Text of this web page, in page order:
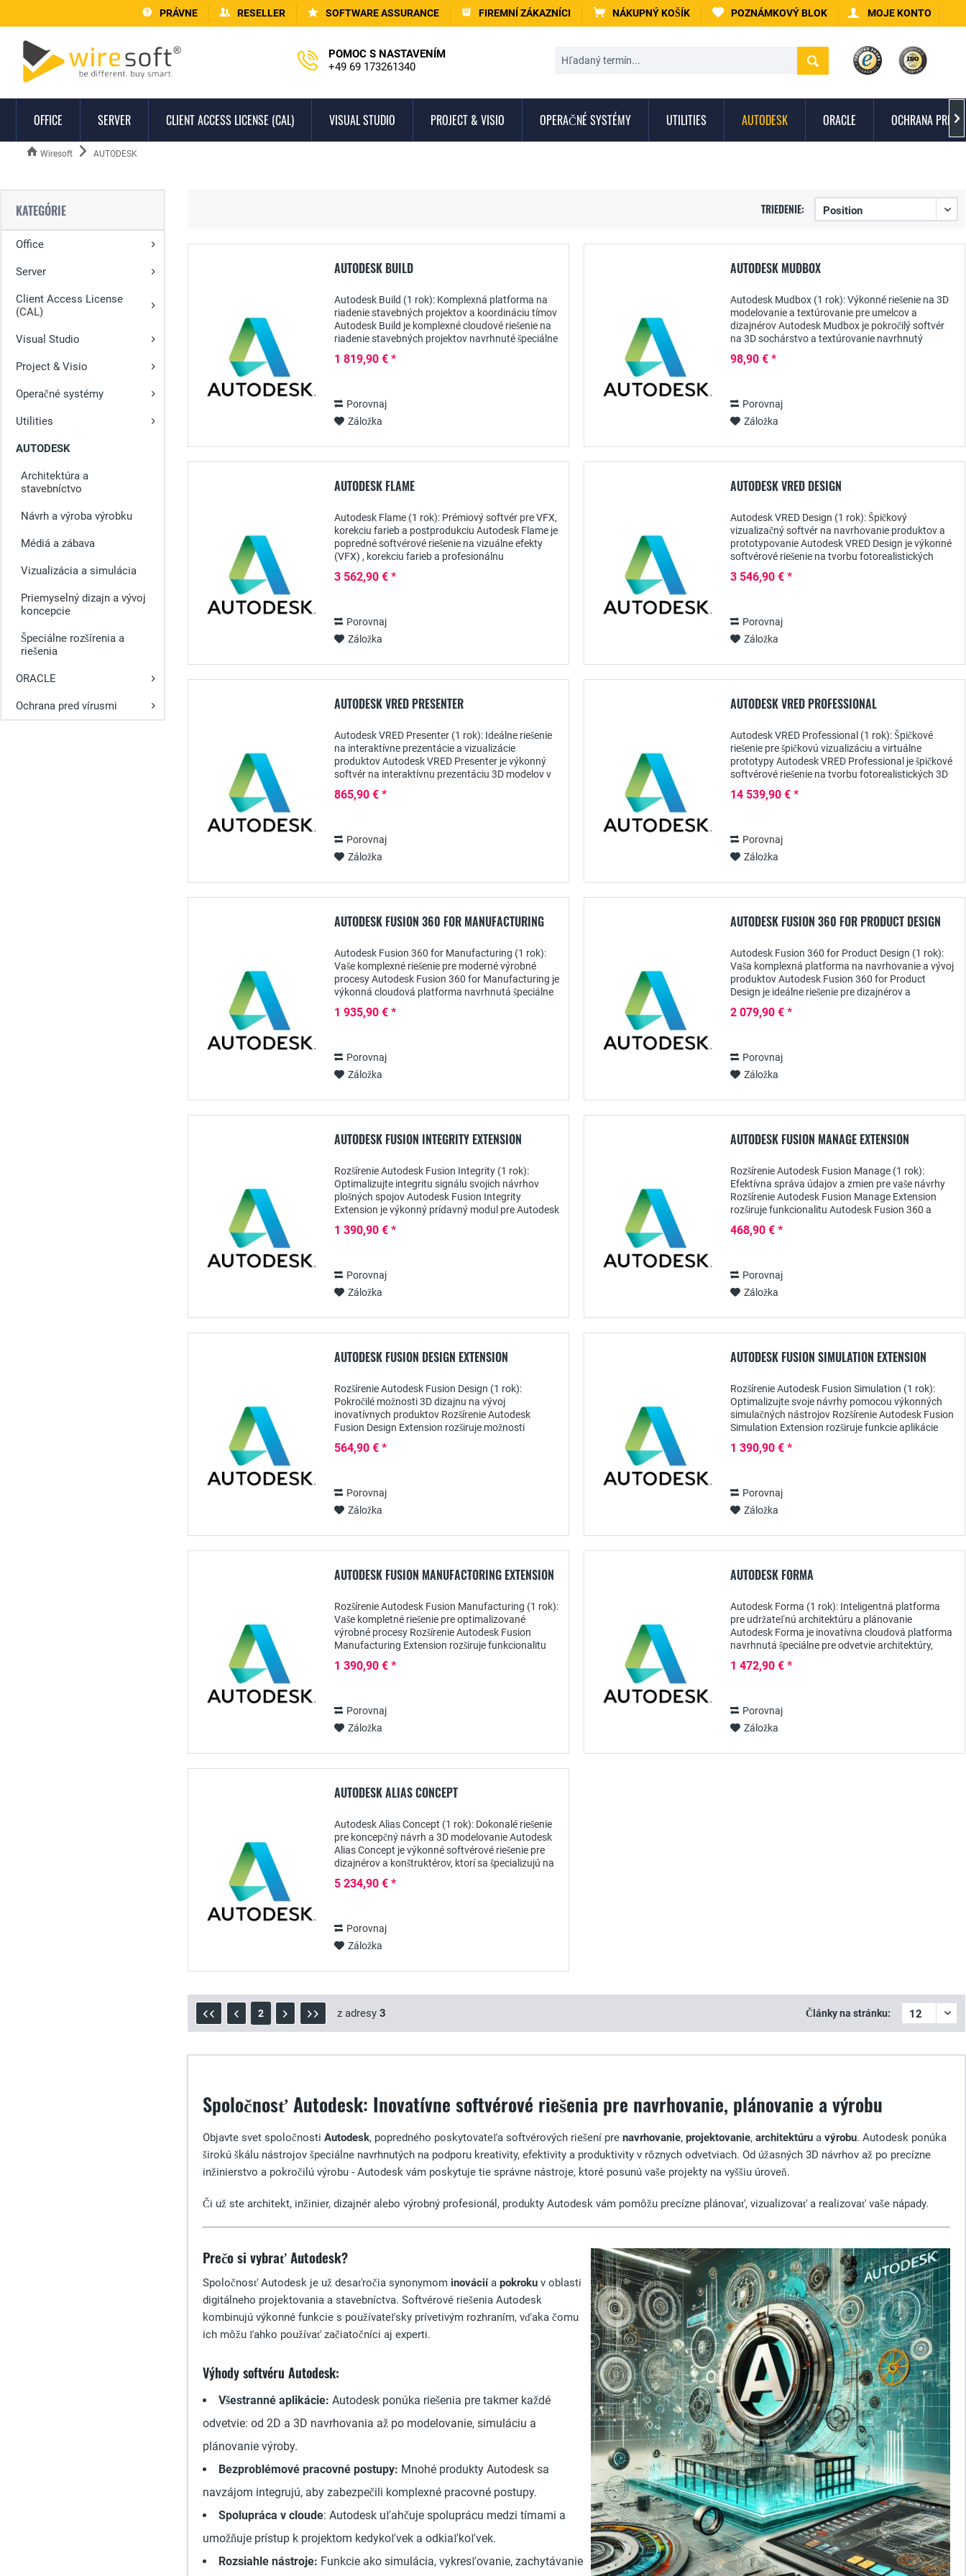
PRÁVNE RESELLER SOFTWARE ASSURANCE FIREMNÍ ZÁKAZNÍCI NÁKUPNÝ KOŠÍK POZNÁMKOVÝ BLOK MOJE KONTO
POMOC S NASTAVENÍM
+49 69 173261340
OFFICE SERVER CLIENT ACCESS LICENSE (CAL) VISUAL STUDIO PROJECT & VISIO OPERAČNÉ SYSTÉMY UTILITIES AUTODESK ORACLE OCHRANA PRED

Wiresoft AUTODESK
KATEGÓRIE
Office
Server
Client Access License
(CAL)
Visual Studio
Project & Visio
Operačné systémy
Utilities
AUTODESK
Architektúra a
stavebníctvo
Návrh a výroba výrobku
Médiá a zábava
Vizualizácia a simulácia
Priemyselný dizajn a vývoj
koncepcie
Špeciálne rozšírenia a
riešenia
ORACLE
Ochrana pred vírusmi
TRIEDENIE:
AUTODESK BUILD
Autodesk Build (1 rok): Komplexná platforma na
riadenie stavebných projektov a koordináciu tímov
Autodesk Build je komplexné cloudové riešenie na
riadenie stavebných projektov navrhnuté špeciálne
1 819,90 € *
Porovnaj
Záložka
AUTODESK MUDBOX
Autodesk Mudbox (1 rok): Výkonné riešenie na 3D
modelovanie a textúrovanie pre umelcov a
dizajnérov Autodesk Mudbox je pokročilý softvér
na 3D sochárstvo a textúrovanie navrhnutý
vytvárať...
98,90 € *
Porovnaj
Záložka
AUTODESK FLAME
Autodesk Flame (1 rok): Prémiový softvér pre VFX,
korekciu farieb a postprodukciu Autodesk Flame je
popredné softvérové riešenie na vizuálne efekty
(VFX) , korekciu farieb a profesionálnu
3 562,90 € *
Porovnaj
Záložka
AUTODESK VRED DESIGN
Autodesk VRED Design (1 rok): Špičkový
vizualizačný softvér na navrhovanie produktov a
prototypovanie Autodesk VRED Design je výkonné
softvérové riešenie na tvorbu fotorealistických
3 546,90 € *
Porovnaj
Záložka
AUTODESK VRED PRESENTER
Autodesk VRED Presenter (1 rok): Ideálne riešenie
na interaktívne prezentácie a vizualizácie
produktov Autodesk VRED Presenter je výkonný
softvér na interaktívnu prezentáciu 3D modelov v
865,90 € *
Porovnaj
Záložka
AUTODESK VRED PROFESSIONAL
Autodesk VRED Professional (1 rok): Špičkové
riešenie pre špičkovú vizualizáciu a virtuálne
prototypy Autodesk VRED Professional je špičkové
softvérové riešenie na tvorbu fotorealistických 3D
14 539,90 € *
Porovnaj
Záložka
AUTODESK FUSION 360 FOR MANUFACTURING
Autodesk Fusion 360 for Manufacturing (1 rok):
Vaše komplexné riešenie pre moderné výrobné
procesy Autodesk Fusion 360 for Manufacturing je
výkonná cloudová platforma navrhnutá špeciálne
1 935,90 € *
Porovnaj
Záložka
AUTODESK FUSION 360 FOR PRODUCT DESIGN
Autodesk Fusion 360 for Product Design (1 rok):
Vaša komplexná platforma na navrhovanie a vývoj
produktov Autodesk Fusion 360 for Product
Design je ideálne riešenie pre dizajnérov a
vyvíjať...
2 079,90 € *
Porovnaj
Záložka
AUTODESK FUSION INTEGRITY EXTENSION
Rozšírenie Autodesk Fusion Integrity (1 rok):
Optimalizujte integritu signálu svojich návrhov
plošných spojov Autodesk Fusion Integrity
Extension je výkonný prídavný modul pre Autodesk
Toto...
1 390,90 € *
Porovnaj
Záložka
AUTODESK FUSION MANAGE EXTENSION
Rozšírenie Autodesk Fusion Manage (1 rok):
Efektívna správa údajov a zmien pre vaše návrhy
Rozšírenie Autodesk Fusion Manage Extension
rozširuje funkcionalitu Autodesk Fusion 360 a
zmien . S...
468,90 € *
Porovnaj
Záložka
AUTODESK FUSION DESIGN EXTENSION
Rozšírenie Autodesk Fusion Design (1 rok):
Pokročilé možnosti 3D dizajnu na vývoj
inovatívnych produktov Rozšírenie Autodesk
Fusion Design Extension rozširuje možnosti
parametrické navrhovanie...
564,90 € *
Porovnaj
Záložka
AUTODESK FUSION SIMULATION EXTENSION
Rozšírenie Autodesk Fusion Simulation (1 rok):
Optimalizujte svoje návrhy pomocou výkonných
simulačných nástrojov Rozšírenie Autodesk Fusion
Simulation Extension rozširuje funkcie aplikácie
1 390,90 € *
Porovnaj
Záložka
AUTODESK FUSION MANUFACTORING EXTENSION
Rozšírenie Autodesk Fusion Manufacturing (1 rok):
Vaše kompletné riešenie pre optimalizované
výrobné procesy Rozšírenie Autodesk Fusion
Manufacturing Extension rozširuje funkcionalitu
pre...
1 390,90 € *
Porovnaj
Záložka
AUTODESK FORMA
Autodesk Forma (1 rok): Inteligentná platforma
pre udržateľnú architektúru a plánovanie
Autodesk Forma je inovatívna cloudová platforma
navrhnutá špeciálne pre odvetvie architektúry,
1 472,90 € *
Porovnaj
Záložka
AUTODESK ALIAS CONCEPT
Autodesk Alias Concept (1 rok): Dokonalé riešenie
pre koncepčný návrh a 3D modelovanie Autodesk
Alias Concept je výkonné softvérové riešenie pre
dizajnérov a konštruktérov, ktorí sa špecializujú na
5 234,90 € *
Porovnaj
Záložka
2 z adresy 3 Články na stránku:
Spoločnosť Autodesk: Inovatívne softvérové riešenia pre navrhovanie, plánovanie a výrobu
Objavte svet spoločnosti Autodesk, popredného poskytovateľa softvérových riešení pre navrhovanie, projektovanie, architektúru a výrobu. Autodesk ponúka
širokú škálu nástrojov špeciálne navrhnutých na podporu kreativity, efektivity a produktivity v rôznych odvetviach. Od úžasných 3D návrhov až po precízne
inžinierstvo a pokročilú výrobu - Autodesk vám poskytuje tie správne nástroje, ktoré posunú vaše projekty na vyššiu úroveň.
Či už ste architekt, inžinier, dizajnér alebo výrobný profesionál, produkty Autodesk vám pomôžu precízne plánovať, vizualizovať a realizovať vaše nápady.
Prečo si vybrať Autodesk?
Spoločnosť Autodesk je už desaťročia synonymom inováciía pokroku v oblasti
digitálneho projektovania a stavebníctva. Softvérové riešenia Autodesk
kombinujú výkonné funkcie s používateľsky prívetivým rozhraním, vďaka čomu
ich môžu ľahko používať začiatočníci aj experti.
Výhody softvéru Autodesk:
Všestranné aplikácie: Autodesk ponúka riešenia pre takmer každé
odvetvie: od 2D a 3D navrhovania až po modelovanie, simuláciu a
plánovanie výroby.
Bezproblémové pracovné postupy: Mnohé produkty Autodesk sa
navzájom integrujú, aby zabezpečili komplexné pracovné postupy.
Spolupráca v cloude: Autodesk uľahčuje spoluprácu medzi tímami a
umožňuje prístup k projektom kedykoľvek a odkiaľkoľvek.
Rozsiahle nástroje: Funkcie ako simulácia, vykresľovanie, zachytávanie